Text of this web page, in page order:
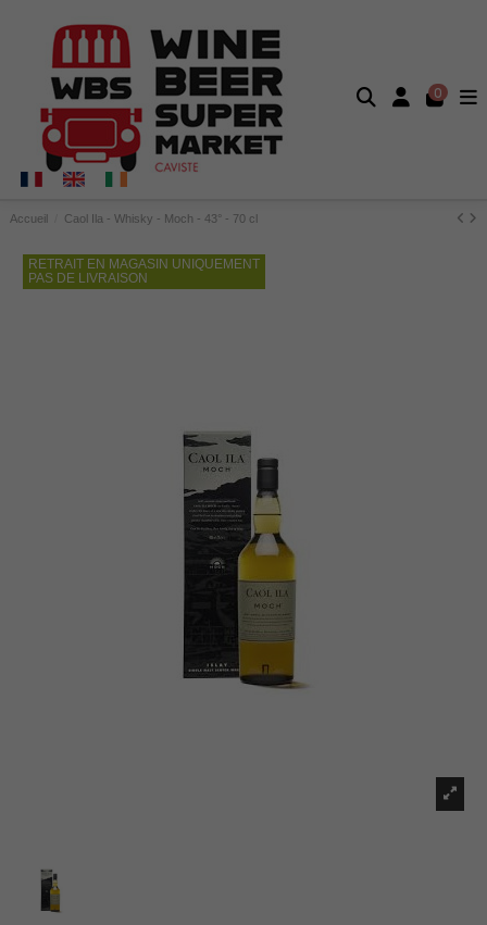
0
Accueil Caol Ila - Whisky - Moch - 43° - 70 cl
RETRAIT EN MAGASIN UNIQUEMENT
PAS DE LIVRAISON